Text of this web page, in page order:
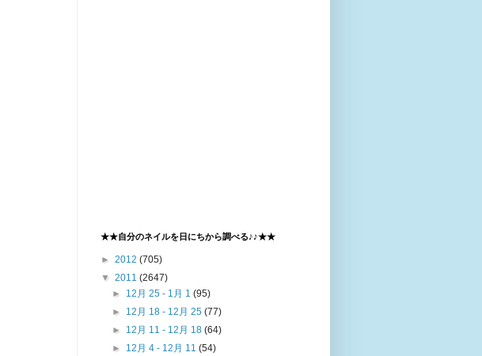
★★自分のネイルを日にちから調べる♪♪★★
► 2012 (705)
▼ 2011 (2647)
► 12月 25 - 1月 1(95)
► 12月 18 - 12月 25(77)
► 12月 11 - 12月 18(64)
► 12月 4 - 12月 11(54)